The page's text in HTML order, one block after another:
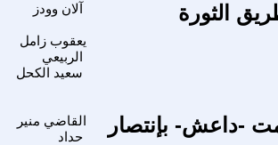
آلان وودز الثورة
يعقوب زامل
الربيعي
سعيد الكحل
القاضي منير
حداد
-داعش- بإنتصار